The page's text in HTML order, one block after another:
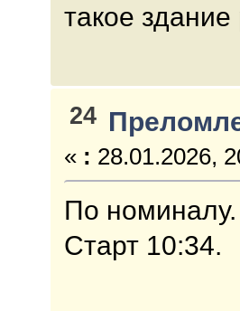
такое
24
« : 28.01.2026,
По номиналу.
Старт 10:34.